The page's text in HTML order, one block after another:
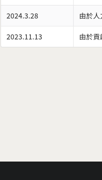
2024.3.28 由於
2023.11.13 由於